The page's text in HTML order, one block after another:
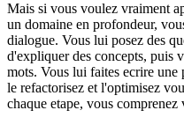
Mais si vous voulez vraiment
un domaine en profondeur,
dialogue. Vous lui posez des
d'expliquer des concepts, puis
mots. Vous lui faites ecrire
le refactorisez et l'optimisez
chaque etape, vous comprenez